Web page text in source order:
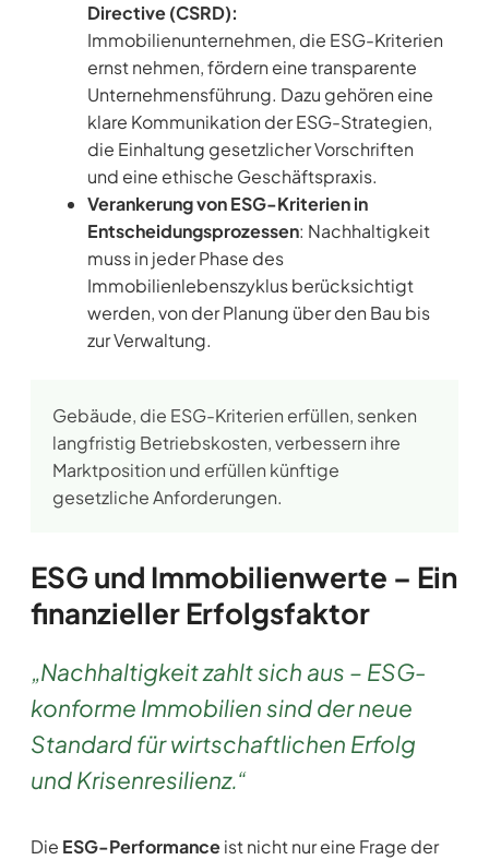
Directive (CSRD):
Immobilienunternehmen, die ESG-Kriterien
ernst nehmen, fördern eine transparente
Unternehmensführung. Dazu gehören eine
klare Kommunikation der ESG-Strategien,
die Einhaltung gesetzlicher Vorschriften
und eine ethische Geschäftspraxis.
Verankerung von ESG-Kriterien in
Entscheidungsprozessen: Nachhaltigkeit
muss in jeder Phase des
Immobilienlebenszyklus berücksichtigt
werden, von der Planung über den Bau bis
zur Verwaltung.
Gebäude, die ESG-Kriterien erfüllen, senken
langfristig Betriebskosten, verbessern ihre
Marktposition und erfüllen künftige
gesetzliche Anforderungen.
ESG und Immobilienwerte – Ein
finanzieller Erfolgsfaktor
„Nachhaltigkeit zahlt sich aus – ESG-
konforme Immobilien sind der neue
Standard für wirtschaftlichen Erfolg
und Krisenresilienz.“
Die ESG-Performanceist nicht nur eine Frage der